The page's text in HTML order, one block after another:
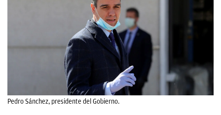
Pedro Sánchez, presidente del Gobierno.